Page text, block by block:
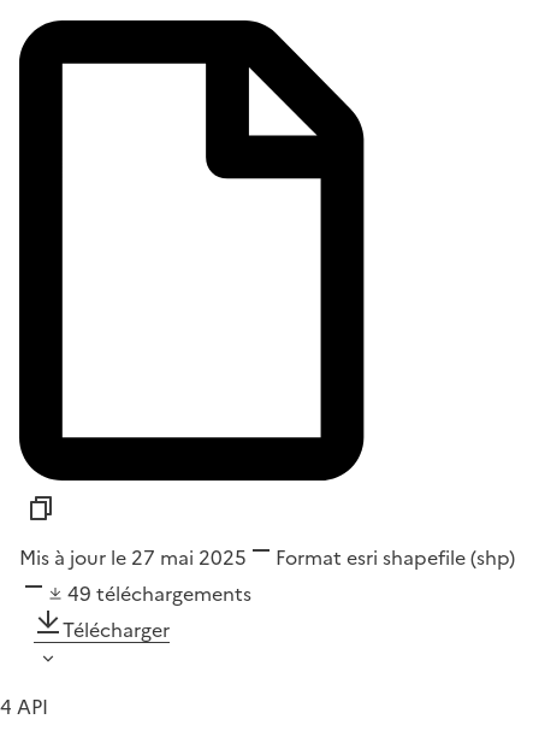
Mis à jour le 27 mai 2025 Format esri shapefile (shp)
49 téléchargements
Télécharger
4 API